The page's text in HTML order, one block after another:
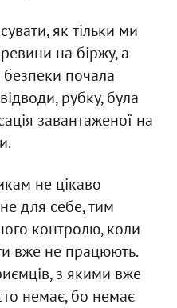
як тільки ми
на біржу, а
почала
рубку, була
завантаженої на
не цікаво
для себе, тим
контролю, коли
вже не працюють.
з якими вже
немає, бо немає